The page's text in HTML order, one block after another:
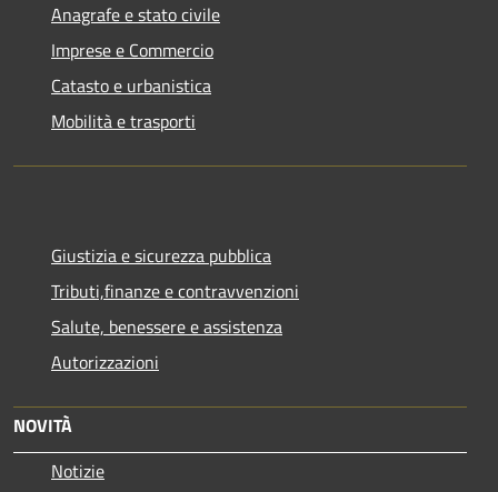
Anagrafe e stato civile
Imprese e Commercio
Catasto e urbanistica
Mobilità e trasporti
Giustizia e sicurezza pubblica
Tributi,finanze e contravvenzioni
Salute, benessere e assistenza
Autorizzazioni
NOVITÀ
Notizie